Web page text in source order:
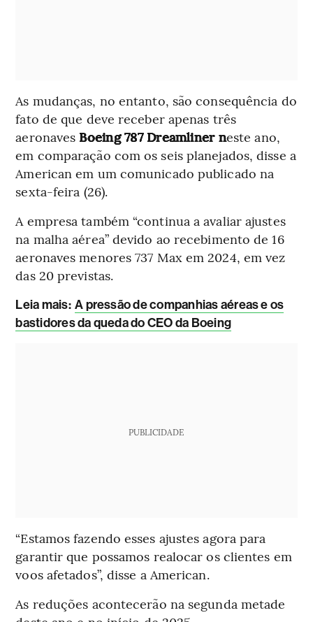
As mudanças, no entanto, são consequência do
fato de que deve receber apenas três
aeronaves Boeing 787 Dreamliner neste ano,
em comparação com os seis planejados, disse a
American em um comunicado publicado na
sexta-feira (26).
A empresa também “continua a avaliar ajustes
na malha aérea” devido ao recebimento de 16
aeronaves menores 737 Max em 2024, em vez
das 20 previstas.
Leia mais: A pressão de companhias aéreas e os
bastidores da queda do CEO da Boeing
PUBLICIDADE
“Estamos fazendo esses ajustes agora para
garantir que possamos realocar os clientes em
voos afetados”, disse a American.
As reduções acontecerão na segunda metade